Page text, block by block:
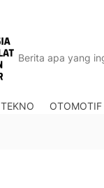
TEKNO OTOMOTIF